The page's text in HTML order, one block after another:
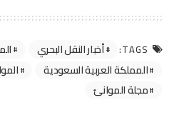
TAGS: أخبار النقل البحري
المملكة العربية السعودية
مجلة الموانئ